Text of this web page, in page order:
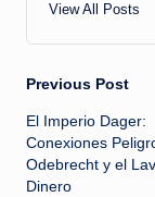
View All Posts
Previous Post
El Imperio Dager:
Conexiones
Odebrecht y el
Dinero